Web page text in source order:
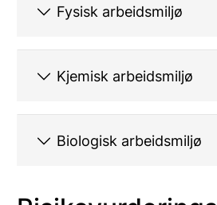
Fysisk arbeidsmiljø
Kjemisk arbeidsmiljø
Biologisk arbeidsmiljø